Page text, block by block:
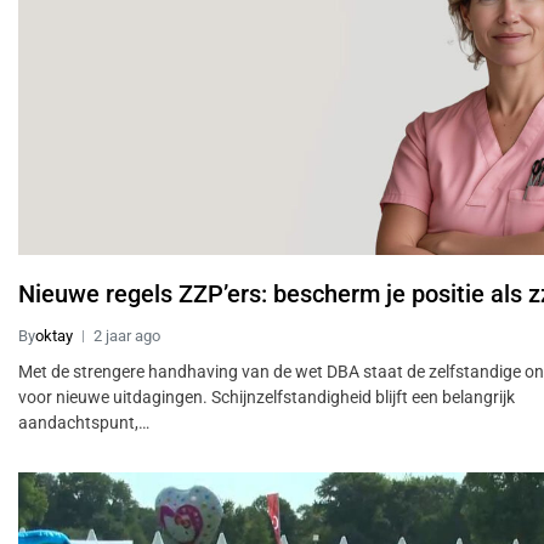
Nieuwe regels ZZP’ers: bescherm je positie als
Byoktay 2 jaar ago
Met de strengere handhaving van de wet DBA staat de zelfstandige
voor nieuwe uitdagingen. Schijnzelfstandigheid blijft een belangrijk
aandachtspunt,…